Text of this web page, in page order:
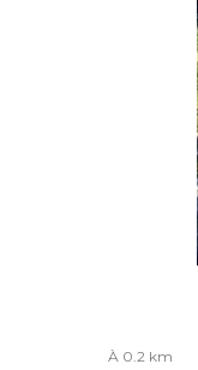
À 0.2 km